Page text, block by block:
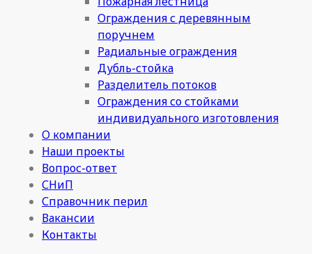
Ограждения с деревянным
поручнем
Радиальные ограждения
Дубль-стойка
Разделитель потоков
Ограждения со стойками
индивидуального изготовления
О компании
Наши проекты
Вопрос-ответ
СНиП
Справочник перил
Вакансии
Контакты